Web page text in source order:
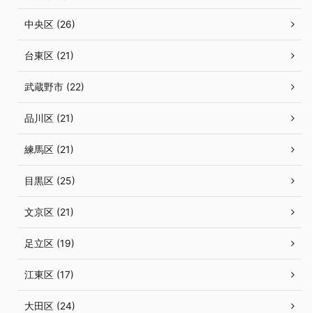
中央区 (26)
台東区 (21)
武蔵野市 (22)
品川区 (21)
練馬区 (21)
目黒区 (25)
文京区 (21)
足立区 (19)
江東区 (17)
大田区 (24)